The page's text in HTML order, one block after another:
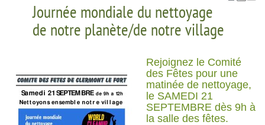
Journée mondiale du nettoyage
de notre planète/de notre village
Rejoignez le Comité
des Fêtes pour une
matinée de nettoyage,
le SAMEDI 21
SEPTEMBRE dès 9h à
la salle des fêtes.